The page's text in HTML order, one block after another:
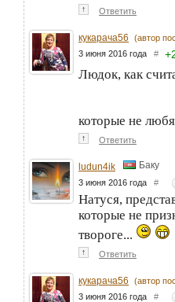
↑ Ответить
кукарача56 (автор
3 июня 2016 года # +
Людок, как
которые не
↑ Ответить
ludun4ik Баку
3 июня 2016 года #
Натуся,
которые не
твороге...
↑ Ответить
кукарача56 (автор
3 июня 2016 года #